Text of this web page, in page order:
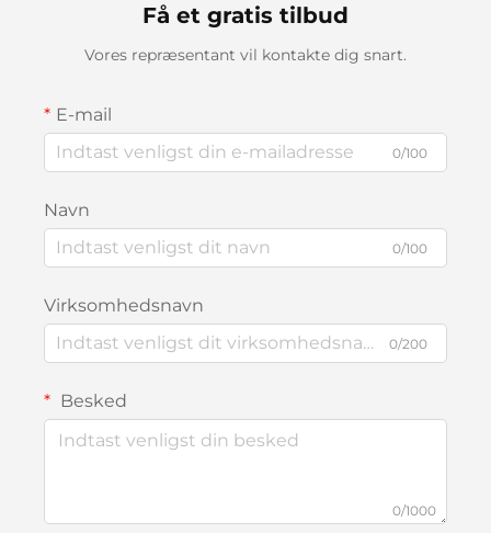
Få et gratis tilbud
Vores repræsentant vil kontakte dig snart.
E-mail
0/100
Navn
0/100
Virksomhedsnavn
0/200
Besked
0/1000